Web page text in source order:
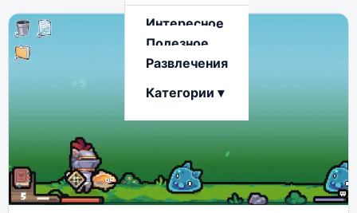
Интересное
Полезное
Развлечения
Категории ▾